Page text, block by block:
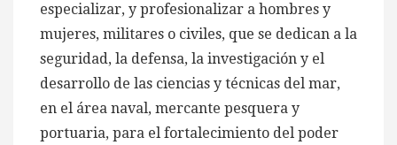
especializar, y profesionalizar a hombres y
mujeres, militares o civiles, que se dedican a la
seguridad, la defensa, la investigación y el
desarrollo de las ciencias y técnicas del mar,
en el área naval, mercante pesquera y
portuaria, para el fortalecimiento del poder